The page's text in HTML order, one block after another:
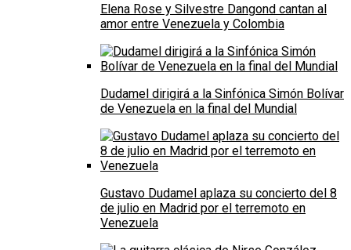
Elena Rose y Silvestre Dangond cantan al
amor entre Venezuela y Colombia
Dudamel dirigirá a la Sinfónica Simón Bolívar
de Venezuela en la final del Mundial
Gustavo Dudamel aplaza su concierto del 8
de julio en Madrid por el terremoto en
Venezuela